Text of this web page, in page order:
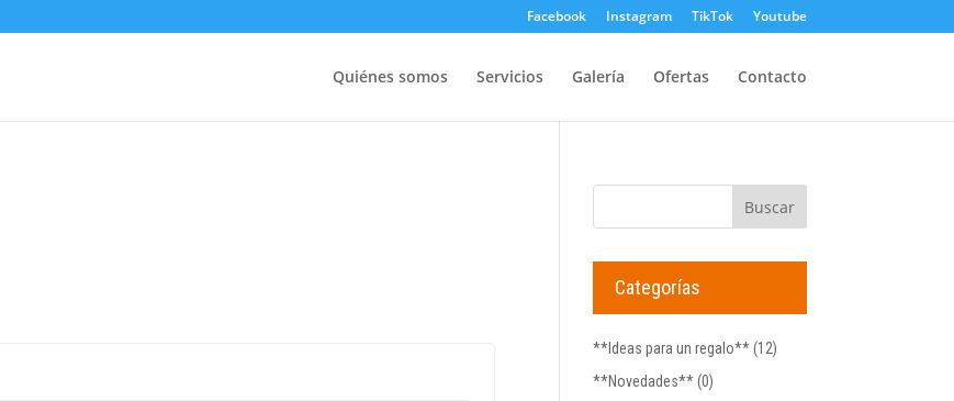
Facebook Instagram TikTok Youtube
Quiénes somos Servicios Galería Ofertas Contacto
Categorías
**Ideas para un regalo**(12)
**Novedades**(0)